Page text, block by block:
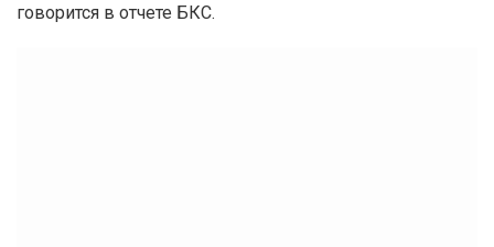
говорится в отчете БКС.